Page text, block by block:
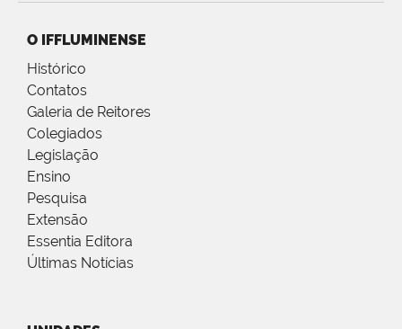
O IFFLUMINENSE
Histórico
Contatos
Galeria de Reitores
Colegiados
Legislação
Ensino
Pesquisa
Extensão
Essentia Editora
Últimas Notícias